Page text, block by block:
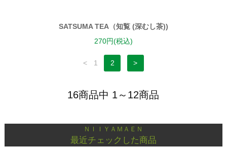
SATSUMA TEA（知覧 (深むし茶))
270円(税込)
< 1 2 >
16商品中 1～12商品
ＮＩＩＹＡＭＡＥＮ
最近チェックした商品